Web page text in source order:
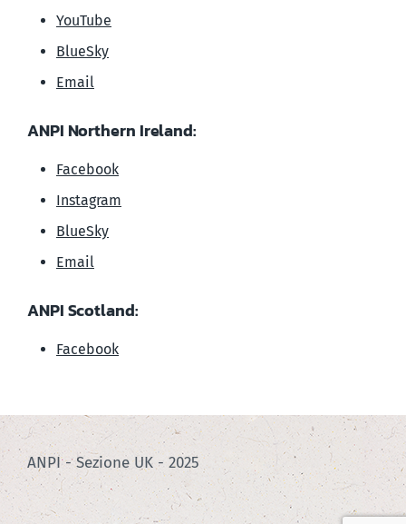
YouTube
BlueSky
Email
ANPI Northern Ireland:
Facebook
Instagram
BlueSky
Email
ANPI Scotland:
Facebook
ANPI - Sezione UK - 2025